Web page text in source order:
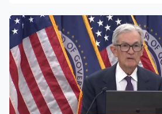
長穆尼爾等到場迎接。伊朗外交部指
斯坦高級官員會談，討論結束戰事
安排與美國代表會面，將透過巴基
出訪阿曼和俄羅斯。首輪會談率領伊
巴夫未有同行，伊朗官媒否認他辭去
威特科夫和總統特朗普女婿庫什納
斯坦斡旋下與伊朗談判。白宮說副總